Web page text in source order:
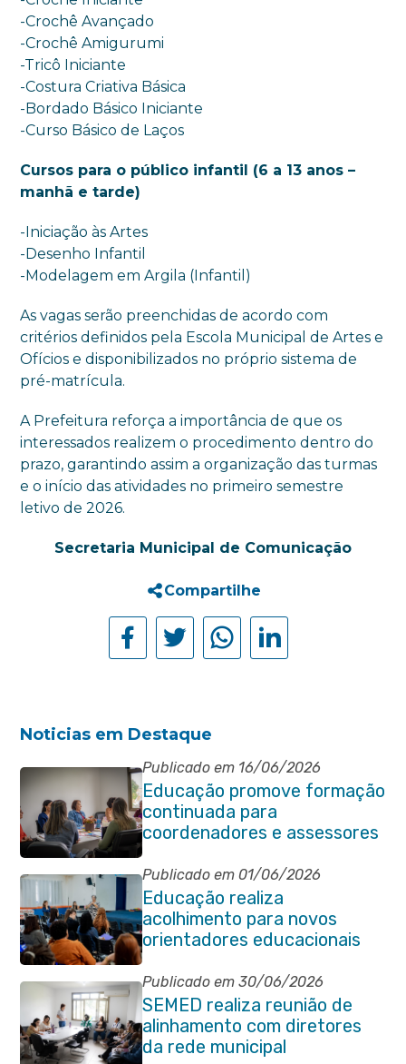
-Crochê Avançado
-Crochê Amigurumi
-Tricô Iniciante
-Costura Criativa Básica
-Bordado Básico Iniciante
-Curso Básico de Laços
Cursos para o público infantil (6 a 13 anos –
manhã e tarde)
-Iniciação às Artes
-Desenho Infantil
-Modelagem em Argila (Infantil)
As vagas serão preenchidas de acordo com
critérios definidos pela Escola Municipal de Artes e
Ofícios e disponibilizados no próprio sistema de
pré-matrícula.
A Prefeitura reforça a importância de que os
interessados realizem o procedimento dentro do
prazo, garantindo assim a organização das turmas
e o início das atividades no primeiro semestre
letivo de 2026.
Secretaria Municipal de Comunicação
Compartilhe
Noticias em Destaque
Publicado em 16/06/2026
Educação promove formação
continuada para
coordenadores e assessores
escolares da rede municipal
Publicado em 01/06/2026
Educação realiza
acolhimento para novos
orientadores educacionais
da rede municipal
Publicado em 30/06/2026
SEMED realiza reunião de
alinhamento com diretores
da rede municipal